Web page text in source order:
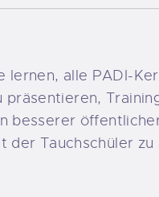
lernen, alle PADI-
besserer
Tauchschüler zu